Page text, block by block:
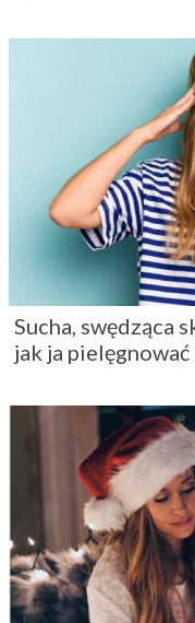
Sucha, swędząca
jak ja